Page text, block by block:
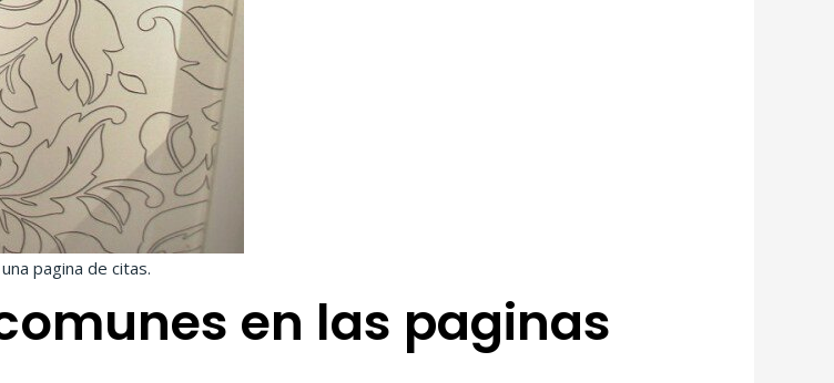
pagina de citas.
en las paginas